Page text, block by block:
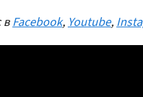
вFacebook, Youtube,